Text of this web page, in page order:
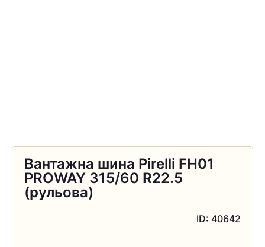
Вантажна шина Pirelli FH01
PROWAY 315/60 R22.5
(рульова)
ID: 40642